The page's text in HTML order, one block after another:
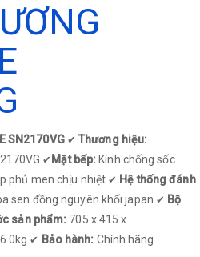
SN2170VG ✔Thương hiệu:
✔ Mặt bếp:Kính chống sốc
phủ men chịu nhiệt ✔ Hệ thống đánh
sen đồng nguyên khối japan ✔ Bộ
sản phẩm: 705 x 415 x
6.0kg ✔ Bảo hành: Chính hãng